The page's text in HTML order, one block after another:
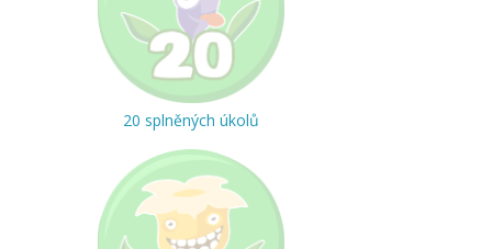
20 splněných úkolů